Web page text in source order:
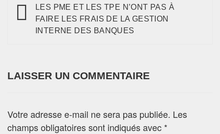
LES PME ET LES TPE N’ONT PAS À
FAIRE LES FRAIS DE LA GESTION
INTERNE DES BANQUES
LAISSER UN COMMENTAIRE
Votre adresse e-mail ne sera pas publiée. Les
champs obligatoires sont indiqués avec *